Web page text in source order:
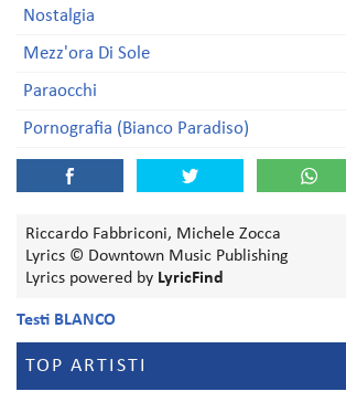
Nostalgia
Mezz'ora Di Sole
Paraocchi
Pornografia (Bianco Paradiso)
Riccardo Fabbriconi, Michele Zocca
Lyrics © Downtown Music Publishing
Lyrics powered by LyricFind
Testi BLANCO
TOP ARTISTI